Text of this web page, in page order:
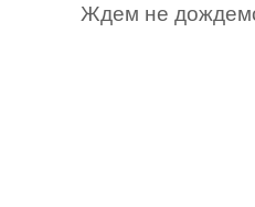
Ждем не